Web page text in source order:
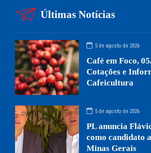
Últimas Notícias
5 de agosto de 2026
Café em Foco,
Cotações e
Cafeicultura
5 de agosto de 2026
PL anuncia
como candidato
Minas Gerais